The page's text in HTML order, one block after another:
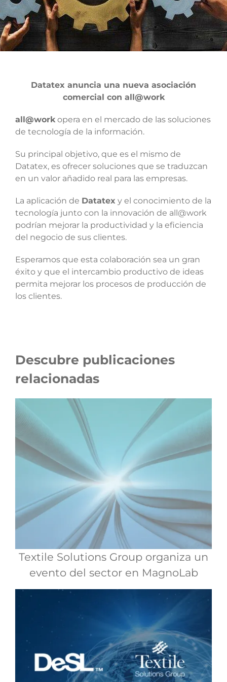
Datatex anuncia una nueva asociación
comercial con all@work
all@workopera en el mercado de las soluciones
de tecnología de la información.
Su principal objetivo, que es el mismo de
Datatex, es ofrecer soluciones que se traduzcan
en un valor añadido real para las empresas.
La aplicación de Datatex y el conocimiento de la
tecnología junto con la innovación de all@work
podrían mejorar la productividad y la eficiencia
del negocio de sus clientes.
Esperamos que esta colaboración sea un gran
éxito y que el intercambio productivo de ideas
permita mejorar los procesos de producción de
los clientes.
Descubre publicaciones
relacionadas
Textile Solutions Group organiza un
evento del sector en MagnoLab